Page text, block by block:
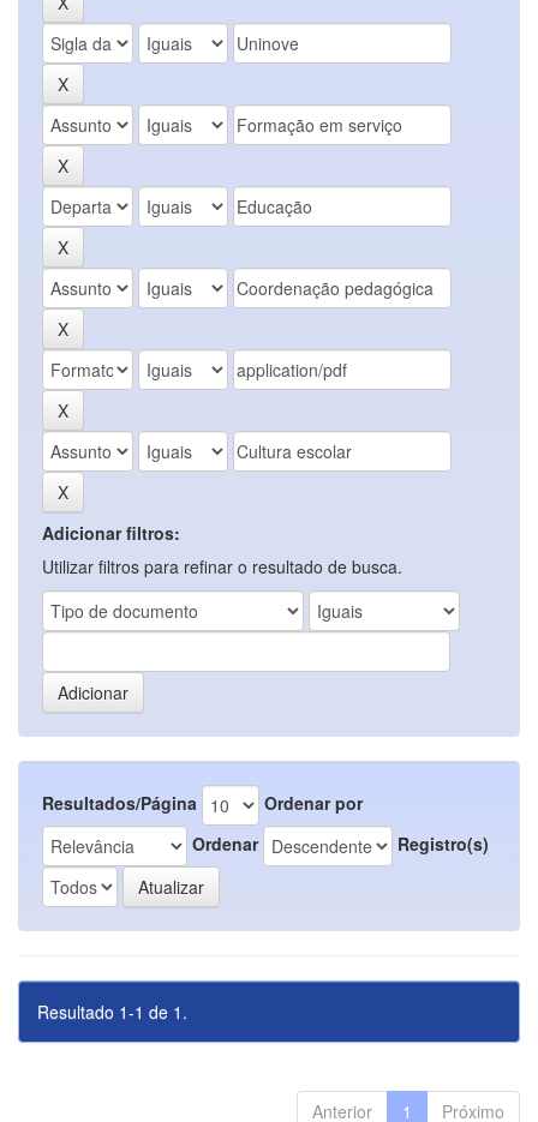
Adicionar filtros:
Utilizar filtros para refinar o resultado de busca.
Resultados/Página
Ordenar por
Ordenar
Registro(s)
Resultado 1-1 de 1.
Anterior 1 Próximo